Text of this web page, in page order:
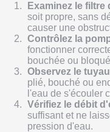
Examinez le filtre
soit propre, sans
causer une
Contrôlez la
fonctionner
bouchée ou
Observez le
plié, bouché ou
l'eau de s'écouler
Vérifiez le débit
suffisant et ne
pression d'eau.